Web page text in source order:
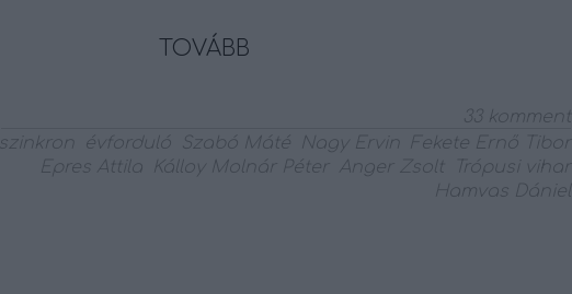
TOVÁBB
33komment
szinkron
évforduló Szabó Máté Nagy Ervin
Fekete Ernő Tibor
Epres Attila
Kálloy Molnár Péter Anger Zsolt
Trópusi vihar
Hamvas Dániel